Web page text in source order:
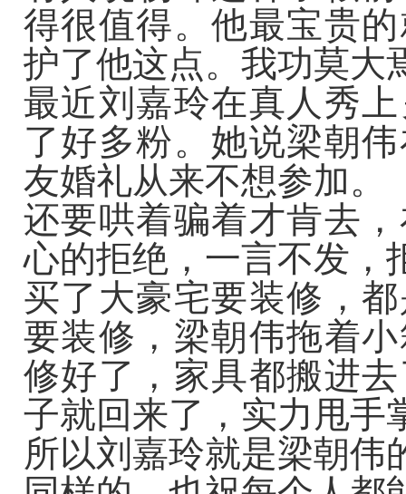
得很值得。他最宝贵
护了他这点。我功莫大
最近刘嘉玲在真人秀
了好多粉。她说梁朝
友婚礼从来不想参加。
还要哄着骗着才肯去
心的拒绝，一言不发
买了大豪宅要装修，
要装修，梁朝伟拖着
修好了，家具都搬进
子就回来了，实力甩手
所以刘嘉玲就是梁朝伟